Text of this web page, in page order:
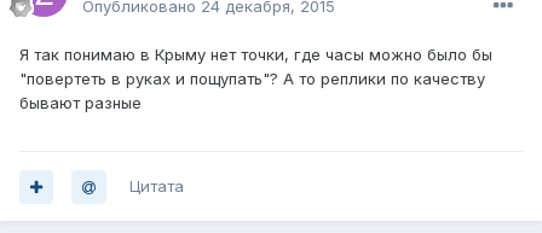
Опубликовано 24 декабря, 2015
Я так понимаю в Крыму нет точки, где часы можно было бы
"повертеть в руках и пощупать"? А то реплики по качеству
бывают разные
Цитата